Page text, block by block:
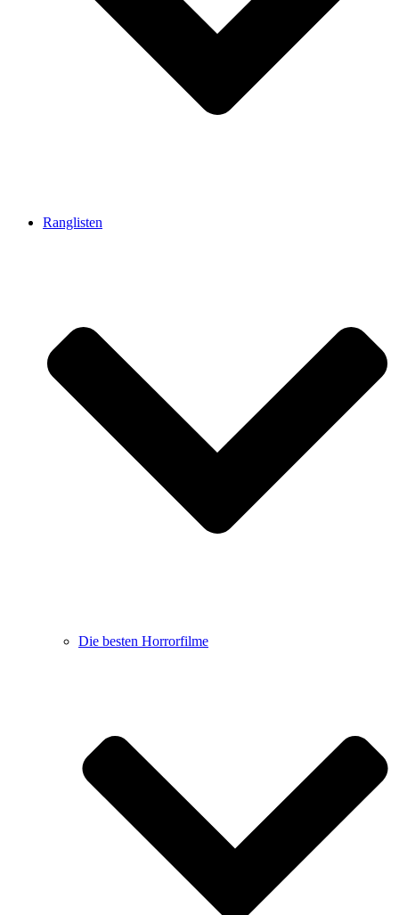
Ranglisten
Die besten Horrorfilme